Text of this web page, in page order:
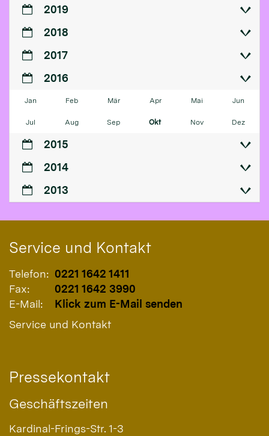
2019
2018
2017
2016
Jan Feb Mär Apr Mai Jun
Jul Aug Sep Okt Nov Dez
2015
2014
2013
Service und Kontakt
Telefon: 0221 1642 1411
Fax:
0221 1642 3990
E-Mail:
Klick zum E-Mail senden
Service und Kontakt
Pressekontakt
Geschäftszeiten
Kardinal-Frings-Str. 1-3